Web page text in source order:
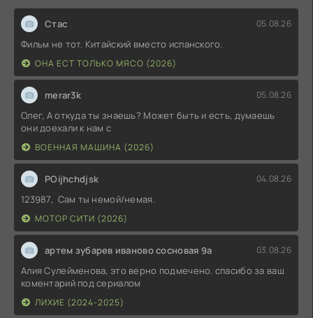
Стас 05.08.26
Фильм не тот. Китайский вместо испанского.
ОНА ЕСТ ТОЛЬКО МЯСО (2026)
merar3k 05.08.26
Олег, А откуда ты знаешь? Может быть и есть, думаешь
они доехали к нам с
ВОЕННАЯ МАШИНА (2026)
POijhchdjsk 04.08.26
123987, Сам ты немой/немая.
МОТОР СИТИ (2026)
артем зубарев иваново сосновая 9а 03.08.26
Алия Сулейменова, это верно подмечено. спасибо за ваш
коментарий под сериалом
ЛИХИЕ (2024-2025)